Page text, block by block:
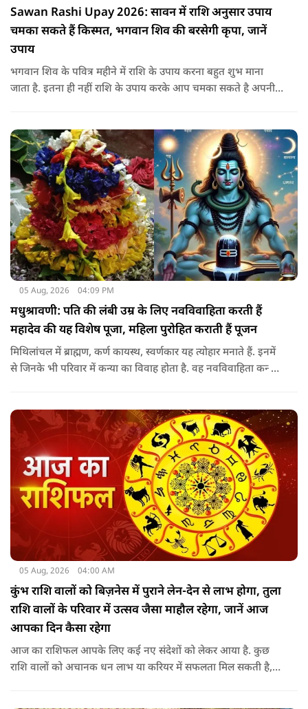
Sawan Rashi Upay 2026: सावन में राशि अनुसार उपाय
चमका सकते हैं किस्मत, भगवान शिव की बरसेगी कृपा, जानें
उपाय
भगवान शिव के पवित्र महीने में राशि के उपाय करना बहुत शुभ माना
जाता है. इतना ही नहीं राशि के उपाय करके आप चमका सकते है अपनी
05 Aug, 2026 04:09 PM
मधुश्रावणी: पति की लंबी उम्र के लिए नवविवाहिता करती हैं
महादेव की यह विशेष पूजा, महिला पुरोहित कराती हैं पूजन
मिथिलांचल में ब्राह्मण, कर्ण कायस्थ, स्वर्णकार यह त्योहार मनाते हैं. इनमें
से जिनके भी परिवार में कन्या का विवाह होता है. वह नवविवाहिता कन्या
05 Aug, 2026 04:00 AM
कुंभ राशि वालों को बिज़नेस में पुराने लेन-देन से लाभ होगा, तुला
राशि वालों के परिवार में उत्सव जैसा माहौल रहेगा, जानें आज
आपका दिन कैसा रहेगा
आज का राशिफल आपके लिए कई नए संदेशों को लेकर आया है. कुछ
राशि वालों को अचानक धन लाभ या करियर में सफलता मिल सकती है,